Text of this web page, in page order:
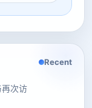
次访
Recent